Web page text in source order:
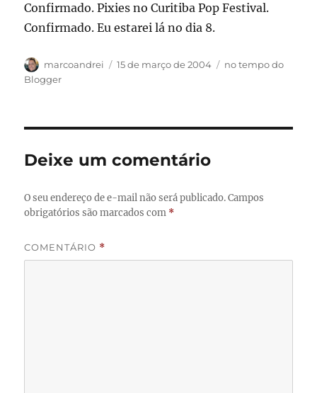
Confirmado. Pixies no Curitiba Pop Festival.
Confirmado. Eu estarei lá no dia 8.
Autor
marcoandrei
Publicado
15 de março de 2004 Categorias
no tempo do
Blogger
Deixe um comentário
O seu endereço de e-mail não será publicado. Campos
obrigatórios são marcados com *
COMENTÁRIO *